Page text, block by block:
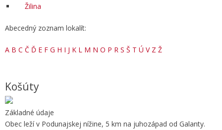
Žilina
Abecedný zoznam lokalít:
A B C Č Ď E F G H I J K L M N O P R S Š T Ú V Z Ž
Košúty
Základné údaje
Obec leží v Podunajskej nížine, 5 km na juhozápad od Galanty.